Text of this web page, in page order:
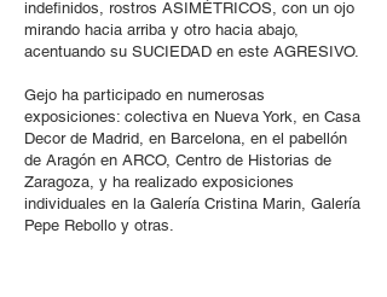
indefinidos, rostros ASIMÉTRICOS, con un ojo
mirando hacia arriba y otro hacia abajo,
acentuando su SUCIEDAD en este AGRESIVO.
Gejo ha participado en numerosas
exposiciones: colectiva en Nueva York, en Casa
Decor de Madrid, en Barcelona, en el pabellón
de Aragón en ARCO, Centro de Historias de
Zaragoza, y ha realizado exposiciones
individuales en la Galería Cristina Marin, Galería
Pepe Rebollo y otras.